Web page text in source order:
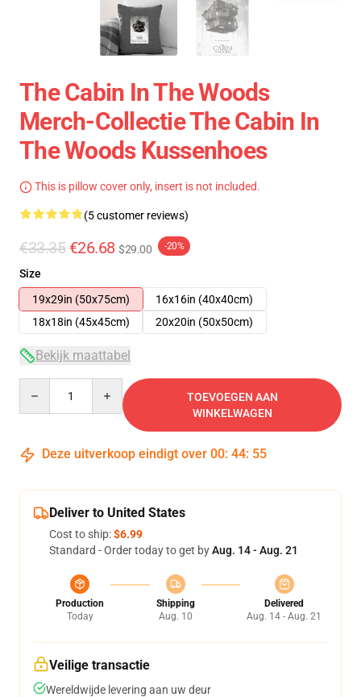
The Cabin In The Woods
Merch-Collectie The Cabin In
The Woods Kussenhoes
This is pillow cover only, insert is not included.
(5 customer reviews)
€33.35 €26.68 $29.00 -20%
Size
19x29in (50x75cm)
16x16in (40x40cm)
18x18in (45x45cm)
20x20in (50x50cm)
Bekijk maattabel
TOEVOEGEN AAN
WINKELWAGEN
Deze uitverkoop eindigt over 00: 44: 54
Deliver to United States
Cost to ship:$6.99
Standard - Order today to get byAug. 14 - Aug. 21
Production
Today
Shipping
Aug. 10
Delivered
Aug. 14 - Aug. 21
Veilige transactie
Wereldwijde levering aan uw deur